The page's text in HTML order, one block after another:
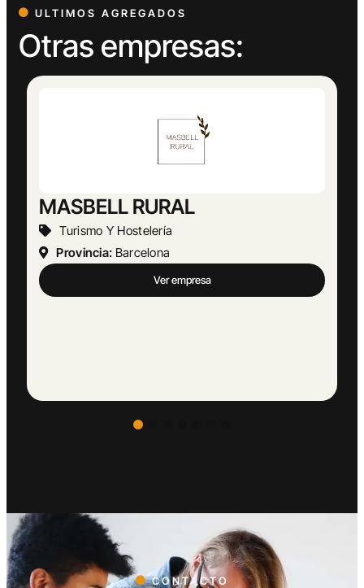
ULTIMOS AGREGADOS
Otras empresas:
CONTACTO